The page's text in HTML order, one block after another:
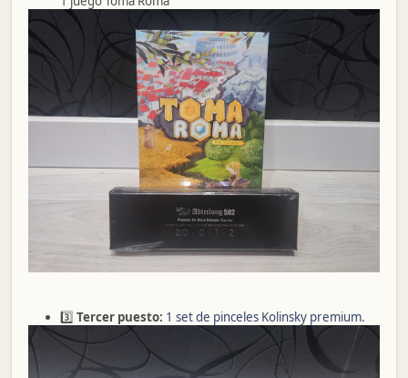
3️⃣ Tercer puesto: 1 set de pinceles Kolinsky premium.